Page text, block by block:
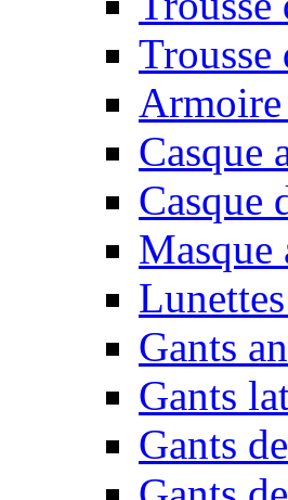
Trousse
Armoire
Casque
Casque
Masque
Gants
Gants
Gants